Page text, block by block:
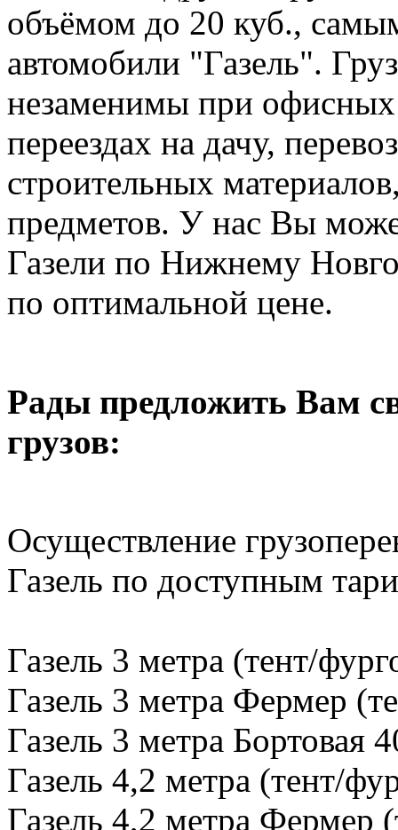
объёмом до 20 куб.,
автомобили "Газель".
незаменимы при офисных
переездах на дачу,
строительных
предметов. У нас Вы
Газели по Нижнему
по оптимальной цене.
Рады предложить Вам
грузов:
Осуществление
Газель по доступным
Газель 3 метра (тент/
Газель 3 метра Фермер
Газель 3 метра Бортовая
Газель 4,2 метра (тент/
Газель 4,2 метра Фермер